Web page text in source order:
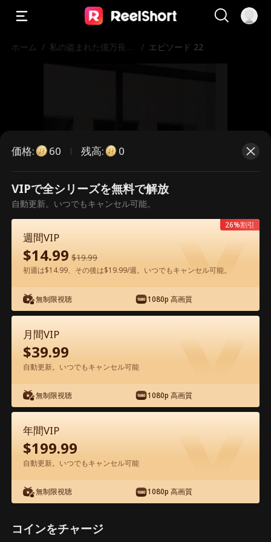
ホーム / 私の盗まれた億万長者
/ エピソード 22
こちらは有料のエピソードです。視
聴いただくには解放が必要です。
60今すぐ解放
アプリ内で無料視聴可能
エピソード22 - 私の盗まれた億万長者人
生 映画フル
22 23 24 25 26
価格: 60 残高: 0
VIPで全シリーズを無料で解放
自動更新。いつでもキャンセル可能。
週間VIP
$14.99 $19.99
初週は$14.99、その後は$19.99/週。いつでもキャンセル可能。
無制限視聴 1080p 高画質
26%割引
月間VIP
$39.99
自動更新。いつでもキャンセル可能
無制限視聴 1080p 高画質
年間VIP
$199.99
自動更新。いつでもキャンセル可能
無制限視聴 1080p 高画質
コインをチャージ